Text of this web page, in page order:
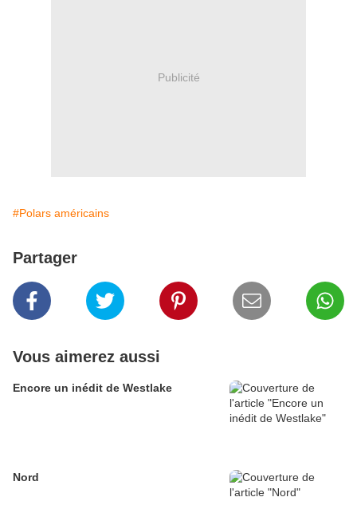
Publicité
#Polars américains
Partager
Vous aimerez aussi
Encore un inédit de Westlake
Nord